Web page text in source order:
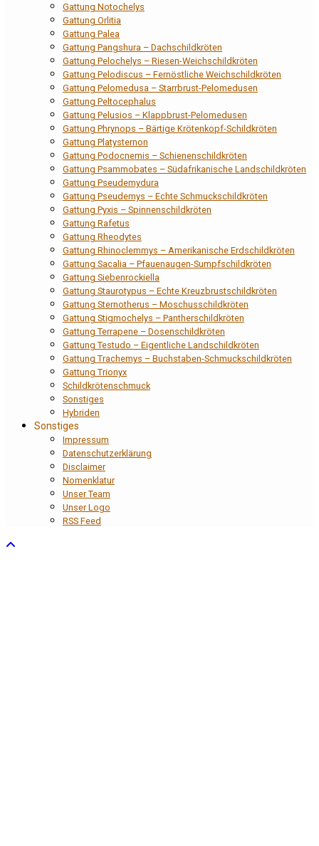
Gattung Notochelys
Gattung Orlitia
Gattung Palea
Gattung Pangshura – Dachschildkröten
Gattung Pelochelys – Riesen-Weichschildkröten
Gattung Pelodiscus – Fernöstliche Weichschildkröten
Gattung Pelomedusa – Starrbrust-Pelomedusen
Gattung Peltocephalus
Gattung Pelusios – Klappbrust-Pelomedusen
Gattung Phrynops – Bärtige Krötenkopf-Schildkröten
Gattung Platysternon
Gattung Podocnemis – Schienenschildkröten
Gattung Psammobates – Südafrikanische Landschildkröten
Gattung Pseudemydura
Gattung Pseudemys – Echte Schmuckschildkröten
Gattung Pyxis – Spinnenschildkröten
Gattung Rafetus
Gattung Rheodytes
Gattung Rhinoclemmys – Amerikanische Erdschildkröten
Gattung Sacalia – Pfauenaugen-Sumpfschildkröten
Gattung Siebenrockiella
Gattung Staurotypus – Echte Kreuzbrustschildkröten
Gattung Sternotherus – Moschusschildkröten
Gattung Stigmochelys – Pantherschildkröten
Gattung Terrapene – Dosenschildkröten
Gattung Testudo – Eigentliche Landschildkröten
Gattung Trachemys – Buchstaben-Schmuckschildkröten
Gattung Trionyx
Schildkrötenschmuck
Sonstiges
Hybriden
Sonstiges
Impressum
Datenschutzerklärung
Disclaimer
Nomenklatur
Unser Team
Unser Logo
RSS Feed